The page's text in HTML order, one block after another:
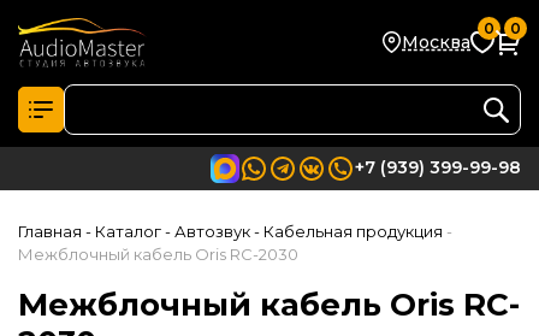
Москва
0 0
+7 (939) 399-99-98
Главная - Каталог- Автозвук- Кабельная продукция -
Межблочный кабель Oris RC-2030
Межблочный кабель Oris RC-